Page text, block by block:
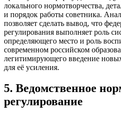
локального нормотворчества,
и порядок работы советника.
позволяет сделать вывод, что
регулирования выполняет роль
определяющего место и роль
современном российском
легитимирующего введение
для её усиления.
5. Ведомственное
регулирование